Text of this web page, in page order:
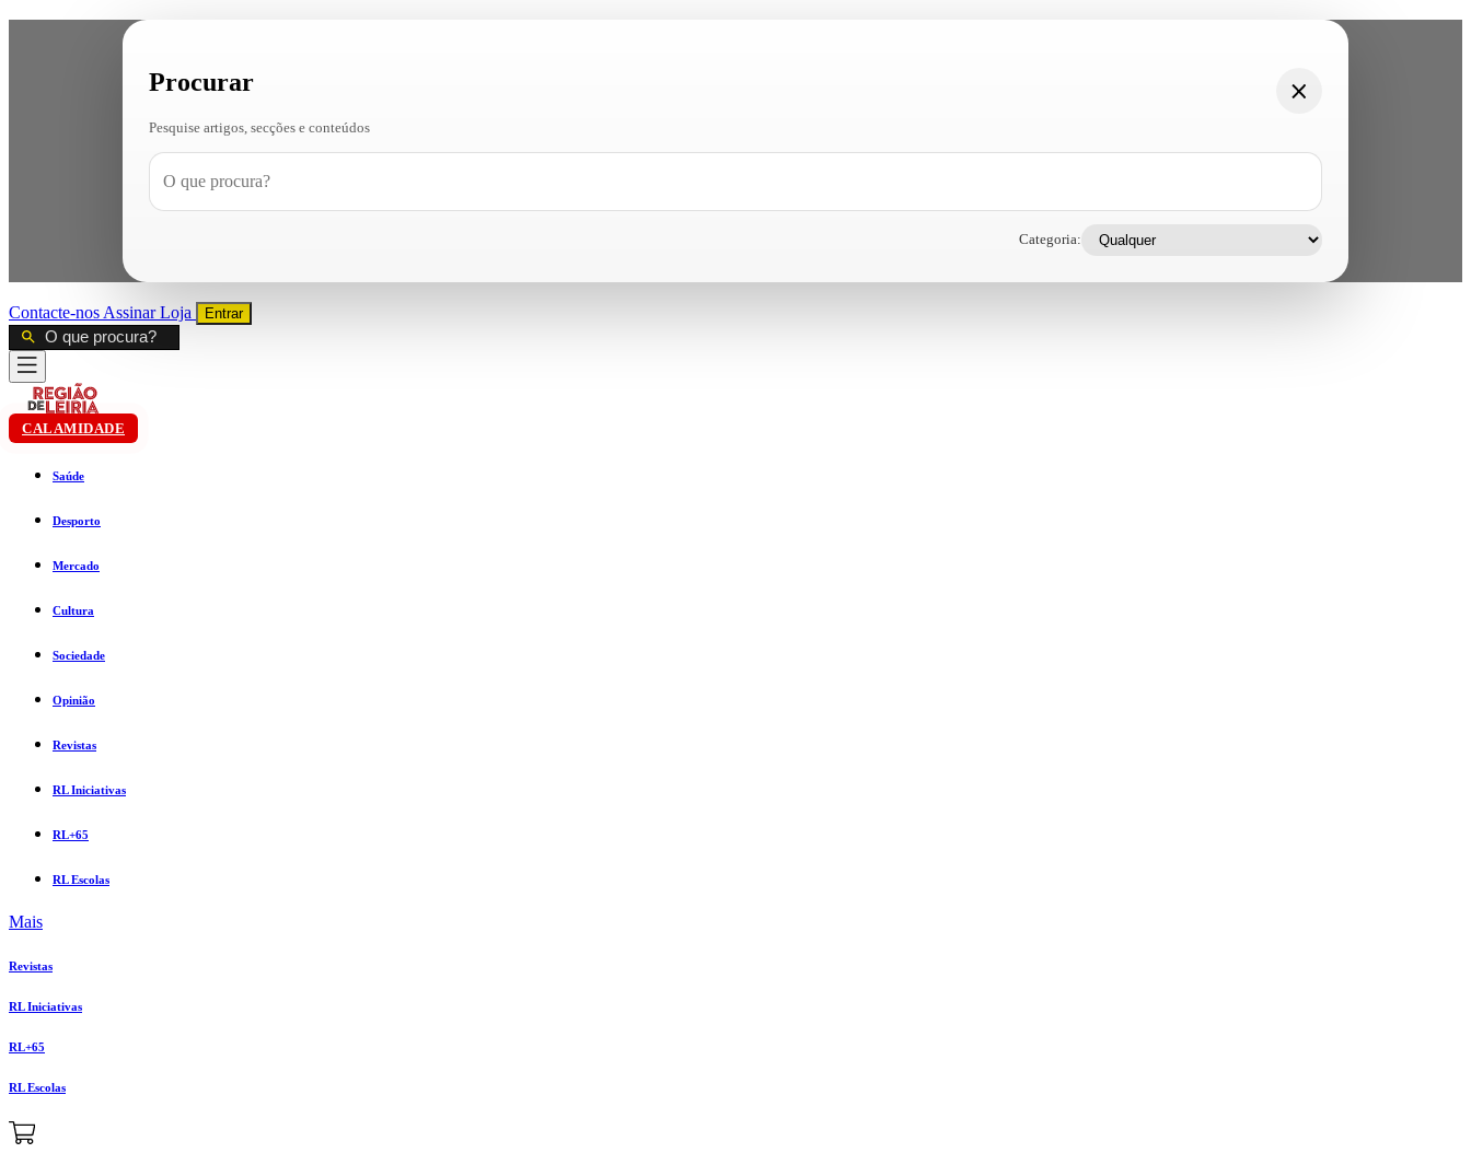
Procurar
Pesquise artigos, secções e conteúdos
Categoria:
Contacte-nos AssinarLoja Entrar
CALAMIDADE
Saúde
Desporto
Mercado
Cultura
Sociedade
Opinião
Revistas
RL Iniciativas
RL+65
RL Escolas
Mais
Revistas
RL Iniciativas
RL+65
RL Escolas